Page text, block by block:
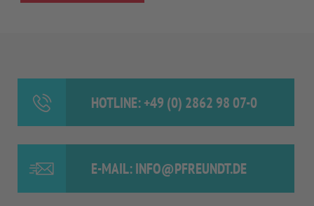
HOTLINE: +49 (0) 2862 98 07-0
E-MAIL: INFO@PFREUNDT.DE